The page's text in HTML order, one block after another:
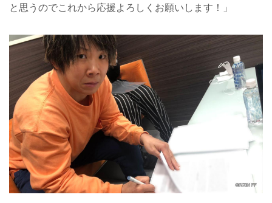
と思うのでこれから応援よろしくお願いします！」